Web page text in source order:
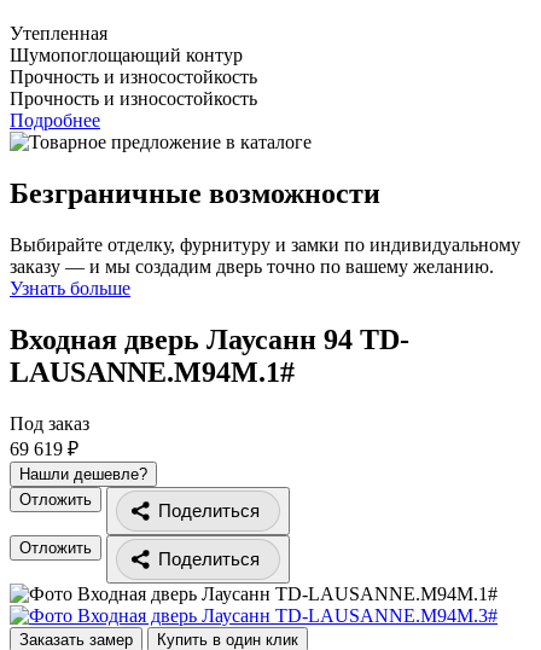
Утепленная
Шумопоглощающий контур
Прочность и износостойкость
Прочность и износостойкость
Подробнее
Безграничные возможности
Выбирайте отделку, фурнитуру и замки по индивидуальному
заказу — и мы создадим дверь точно по вашему желанию.
Узнать больше
Входная дверь Лаусанн 94 TD-
LAUSANNE.M94M.1#
Под заказ
69 619 ₽
Нашли дешевле?
Отложить
Поделиться
Отложить
Поделиться
Заказать замер Купить в один клик